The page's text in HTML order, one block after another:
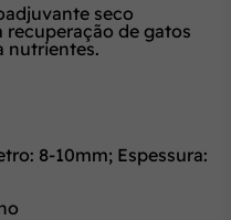
seco
recuperação de gatos
nutrientes.
8-10mm; Espessura: